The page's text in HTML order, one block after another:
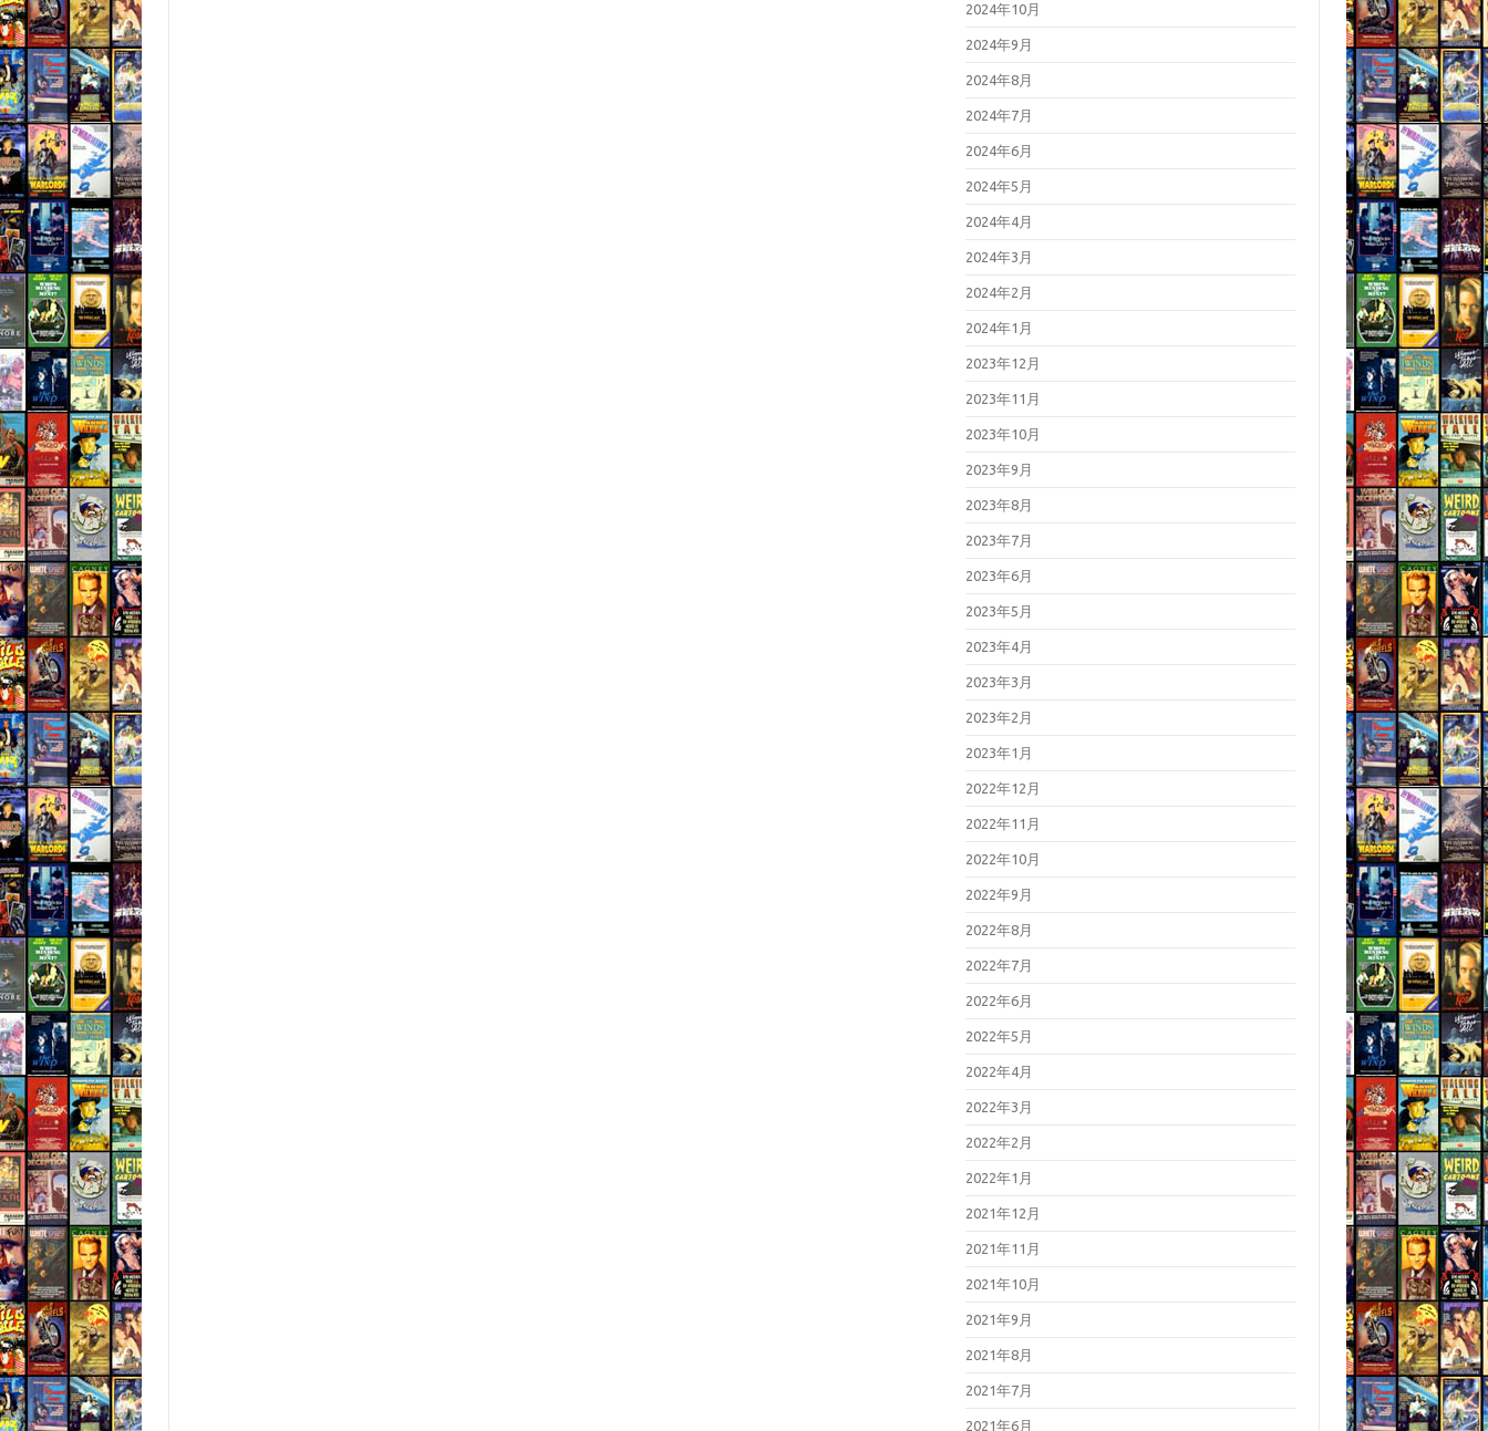
2024年10月
2024年9月
2024年8月
2024年7月
2024年6月
2024年5月
2024年4月
2024年3月
2024年2月
2024年1月
2023年12月
2023年11月
2023年10月
2023年9月
2023年8月
2023年7月
2023年6月
2023年5月
2023年4月
2023年3月
2023年2月
2023年1月
2022年12月
2022年11月
2022年10月
2022年9月
2022年8月
2022年7月
2022年6月
2022年5月
2022年4月
2022年3月
2022年2月
2022年1月
2021年12月
2021年11月
2021年10月
2021年9月
2021年8月
2021年7月
2021年6月